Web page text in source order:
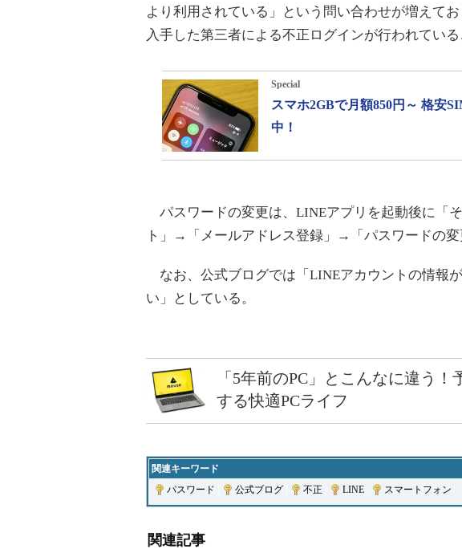
より利用されている」という問い合わせが増えて
入手した第三者による不正ログインが行われている
Special
スマホ2GBで月額850円～ 格安
中！
パスワードの変更は、LINEアプリを起動後に「
ト」→「メールアドレス登録」→「パスワードの変
なお、公式ブログでは「LINEアカウントの情報
い」としている。
「5年前のPC」とこんなに違う
する快適PCライフ
関連キーワード
パスワード
公式ブログ 不正 LINE スマートフォン
関連記事